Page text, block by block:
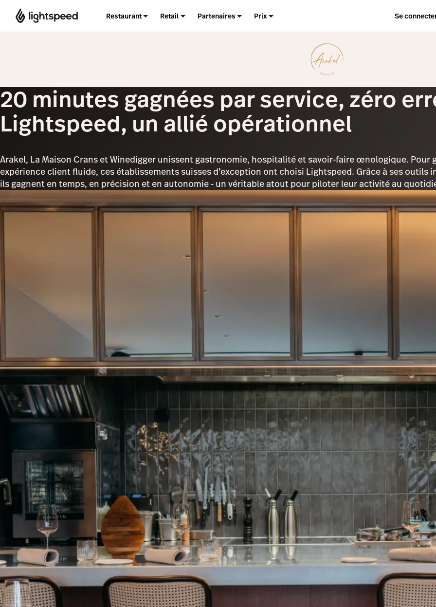
Restaurant Retail Partenaires Prix Se
20 minutes gagnées par service, zéro
Lightspeed, un allié opérationnel
Arakel, La Maison Crans et Winedigger unissent gastronomie, hospitalité et savoir-faire œnologique.
expérience client fluide, ces établissements suisses d’exception ont choisi Lightspeed. Grâce à ses
ils gagnent en temps, en précision et en autonomie - un véritable atout pour piloter leur activité au